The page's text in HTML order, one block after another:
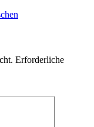
Erforderliche